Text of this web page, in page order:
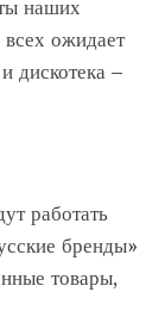
наших
ожидает
дискотека –
работать
бренды»
товары,